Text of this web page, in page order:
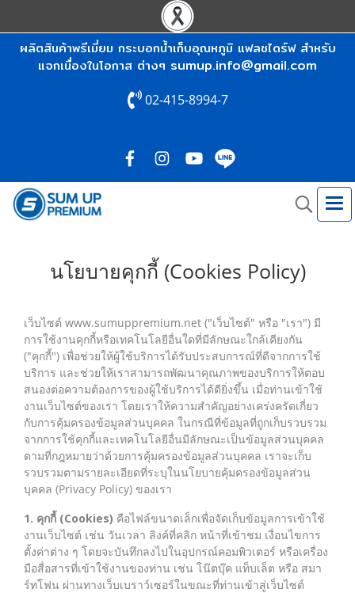
ผลิตสินค้าพรีเมี่ยม กระบอกน้ำเก็บอุณหภูมิ แฟลชไดร์ฟ สำหรับ
แจกเนื่องในโอกาส ต่างๆ sumup.info@gmail.com
02-415-8994-7
นโยบายคุกกี้ (Cookies Policy)
เว็บไซต์ www.sumuppremium.net ("เว็บไซต์" หรือ "เรา") มี
การใช้งานคุกกี้หรือเทคโนโลยีอื่นใดที่มีลักษณะใกล้เคียงกัน
("คุกกี้") เพื่อช่วยให้ผู้ใช้บริการได้รับประสบการณ์ที่ดีจากการใช้
บริการ และช่วยให้เราสามารถพัฒนาคุณภาพของบริการให้ตอบ
สนองต่อความต้องการของผู้ใช้บริการได้ดียิ่งขึ้น เมื่อท่านเข้าใช้
งานเว็บไซต์ของเรา โดยเราให้ความสำคัญอย่างเคร่งครัดเกี่ยว
กับการคุ้มครองข้อมูลส่วนบุคคล ในกรณีที่ข้อมูลที่ถูกเก็บรวบรวม
จากการใช้คุกกี้และเทคโนโลยีอื่นมีลักษณะเป็นข้อมูลส่วนบุคคล
ตามที่กฎหมายว่าด้วยการคุ้มครองข้อมูลส่วนบุคคล เราจะเก็บ
รวบรวมตามรายละเอียดที่ระบุในนโยบายคุ้มครองข้อมูลส่วน
บุคคล (Privacy Policy) ของเรา
1. คุกกี้ (Cookies) คือไฟล์ขนาดเล็กเพื่อจัดเก็บข้อมูลการเข้าใช้
งานเว็บไซต์ เช่น วันเวลา ลิงค์ที่คลิก หน้าที่เข้าชม เงื่อนไขการ
ตั้งค่าต่าง ๆ โดยจะบันทึกลงไปในอุปกรณ์คอมพิวเตอร์ หรือเครื่อง
มือสื่อสารที่เข้าใช้งานของท่าน เช่น โน๊ตบุ๊ค แท็บเล็ต หรือ สมา
ร์ทโฟน ผ่านทางเว็บเบราว์เซอร์ในขณะที่ท่านเข้าสู่เว็บไซต์